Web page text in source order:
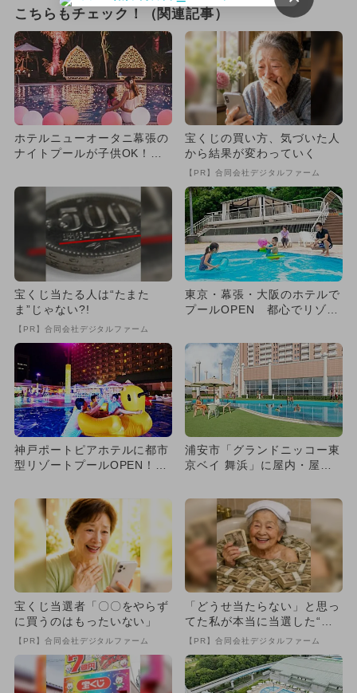
こちらもチェック！（関連記事）
ホテルニューオータニ幕張の
ナイトプールが子供OK！中
割...
宝くじの買い方、気づいた人
から結果が変わっていく
【PR】合同会社デジタルファーム
宝くじ当たる人は“たまた
ま”じゃない?!
【PR】合同会社デジタルファーム
東京・幕張・大阪のホテルで
プールOPEN 都心でリゾー
神戸ポートピアホテルに都市
型リゾートプールOPEN！
浦安市「グランドニッコー東
京ベイ 舞浜」に屋内・屋外
宝くじ当選者「〇〇をやらず
に買うのはもったいない」
【PR】合同会社デジタルファーム
「どうせ当たらない」と思っ
てた私が本当に当選した“買
い方”がこれ
【PR】合同会社デジタルファーム